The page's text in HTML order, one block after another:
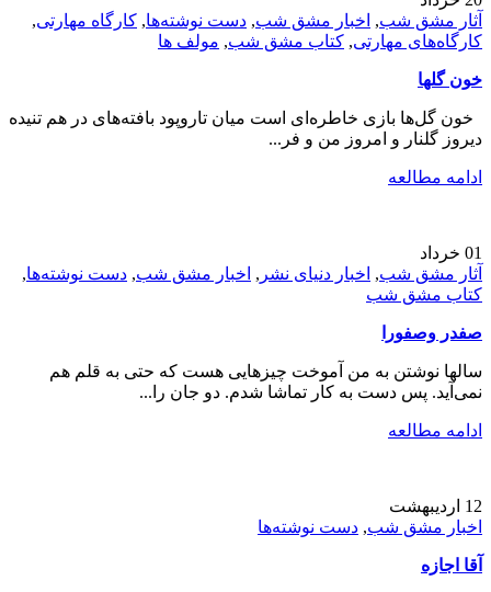
آثار مشق شب, اخبار مشق شب, دست نوشته‌ها, کارگاه مهارتی,
کارگاه‌های مهارتی, کتاب مشق شب, مولف ها
خون گلها
خون گل‌ها بازی خاطره‌ای است ميان تاروپود بافته‌های در هم تنيده
ديروز گلنار و امروز من و فر...
ادامه مطالعه
01 خرداد
آثار مشق شب, اخبار دنیای نشر , اخبار مشق شب, دست نوشته‌ها,
کتاب مشق شب
صفدر وصفورا
سالها نوشتن به من آموخت چیزهایی هست که حتی به قلم هم
نمی‌آید. پس دست به کار تماشا شدم. دو جان را...
ادامه مطالعه
12 اردیبهشت
اخبار مشق شب, دست نوشته‌ها
آقا اجازه